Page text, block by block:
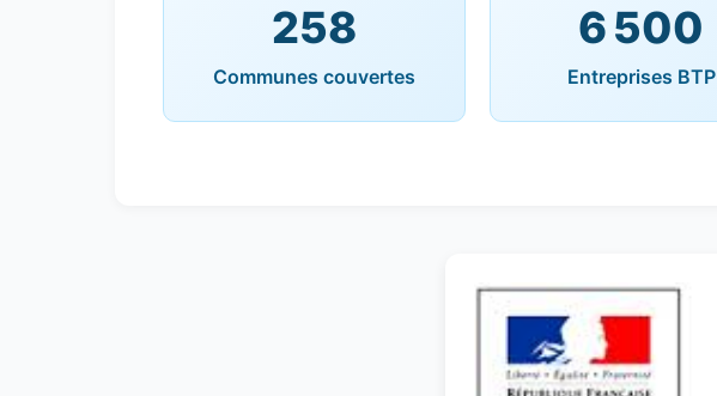
258
Communes couvertes
6 500
Entreprises BTP